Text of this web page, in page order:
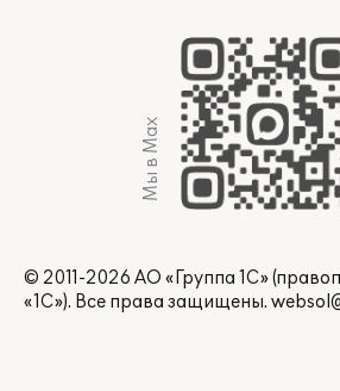
Мы в Max
© 2011-2026 АО «Группа 1С»
«1С»). Все права защищены.